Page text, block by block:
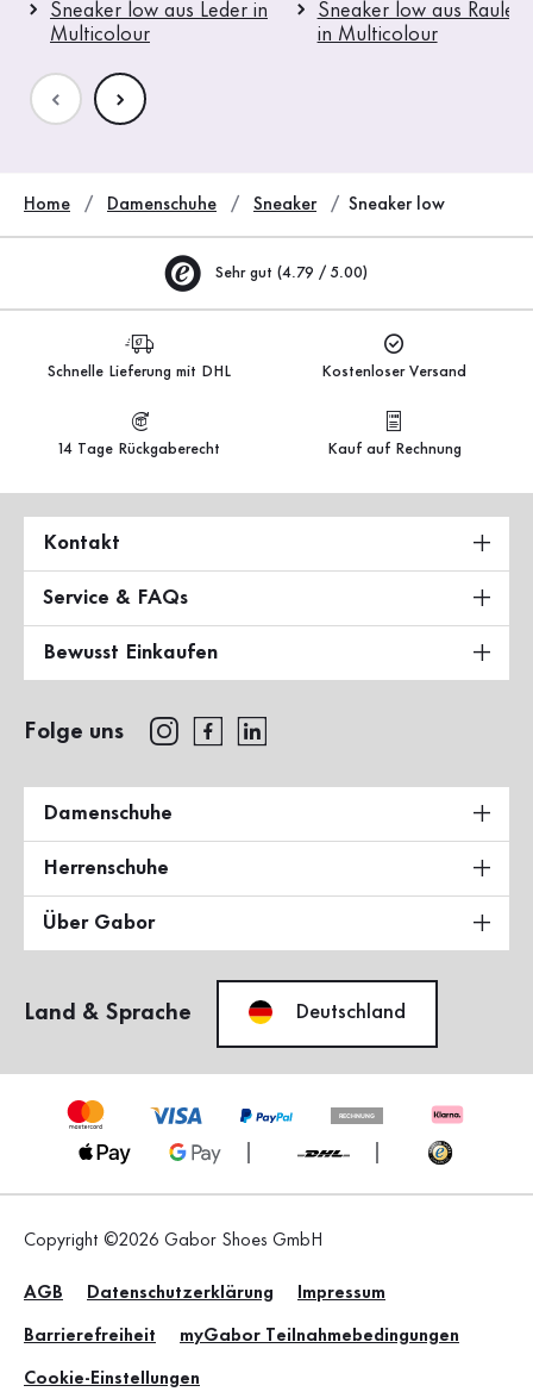
Sneaker low aus Leder in
Multicolour
Sneaker low aus
in Multicolour
Home Damenschuhe Sneaker Sneaker low
Sehr gut (4.79 / 5.00)
Schnelle Lieferung mit DHL Kostenloser Versand
14 Tage Rückgaberecht Kauf auf Rechnung
Kontakt
Service & FAQs
Bewusst Einkaufen
Folge uns
Damenschuhe
Herrenschuhe
Über Gabor
Land & Sprache Deutschland
Copyright ©2026 Gabor Shoes GmbH
AGB Datenschutzerklärung Impressum
Barrierefreiheit myGabor Teilnahmebedingungen
Cookie-Einstellungen